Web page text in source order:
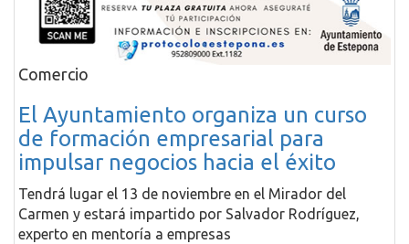
Comercio
El Ayuntamiento organiza un curso
de formación empresarial para
impulsar negocios hacia el éxito
Tendrá lugar el 13 de noviembre en el Mirador del
Carmen y estará impartido por Salvador Rodríguez,
experto en mentoría a empresas